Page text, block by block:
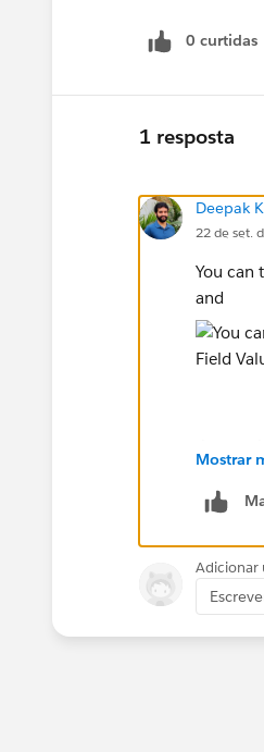
0 curtidas
1 resposta
Deepak
22 de set.
You can
and
option
to fill
Mostrar
Adicionar